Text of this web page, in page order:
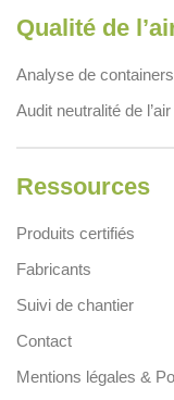
Qualité de
Analyse de containers
Audit neutralité de l’air
Ressources
Produits certifiés
Fabricants
Suivi de chantier
Contact
Mentions légales &